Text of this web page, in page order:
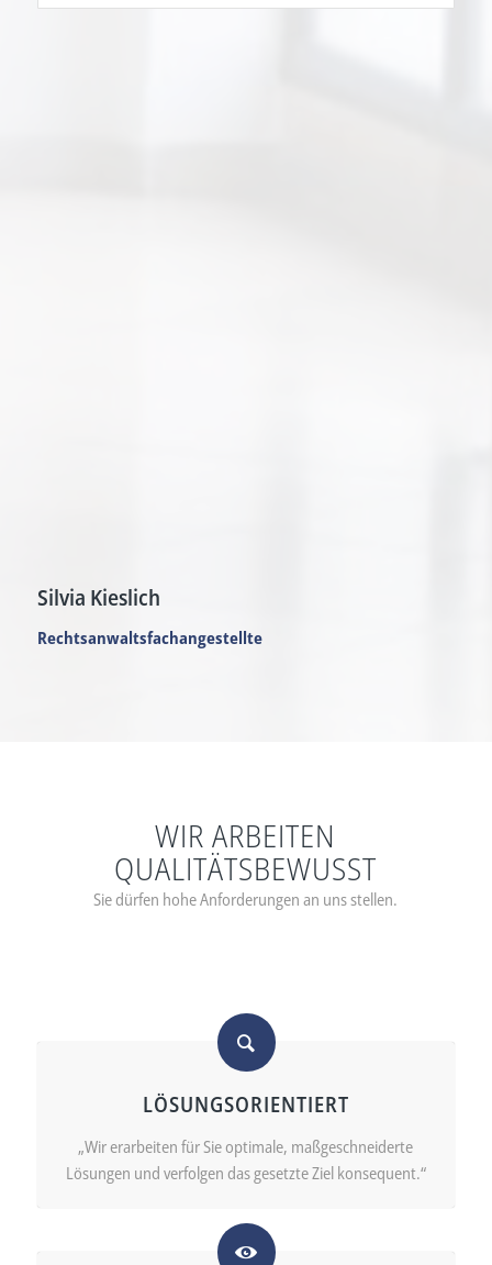
Silvia Kieslich
Rechtsanwaltsfachangestellte
WIR ARBEITEN
QUALITÄTSBEWUSST
Sie dürfen hohe Anforderungen an uns stellen.
LÖSUNGSORIENTIERT
„Wir erarbeiten für Sie optimale, maßgeschneiderte
Lösungen und verfolgen das gesetzte Ziel konsequent.“